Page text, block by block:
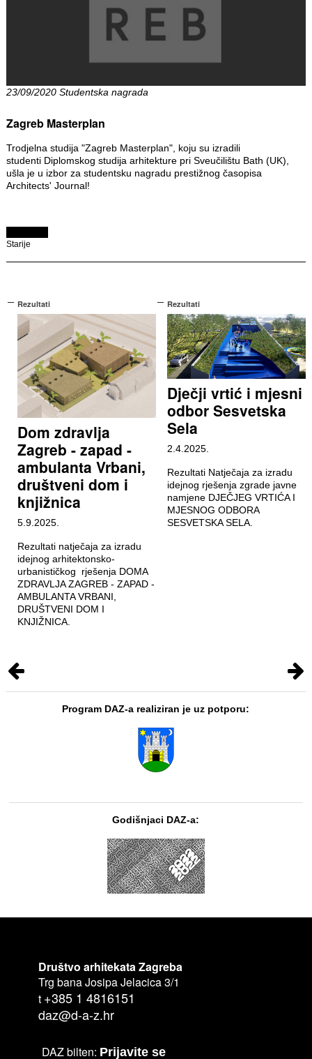
23/09/2020 Studentska nagrada
Zagreb Masterplan
Trodjelna studija "Zagreb Masterplan", koju su izradili
studenti Diplomskog studija arhitekture pri Sveučilištu Bath (UK),
ušla je u izbor za studentsku nagradu prestižnog časopisa
Architects' Journal!
Starije
Rezultati
Dom zdravlja
Zagreb - zapad -
ambulanta Vrbani,
društveni dom i
knjižnica
5.9.2025.
Rezultati natječaja za izradu
idejnog arhitektonsko-
urbanističkog rješenja DOMA
ZDRAVLJA ZAGREB - ZAPAD -
AMBULANTA VRBANI,
DRUŠTVENI DOM I
KNJIŽNICA.
Rezultati
Dječji vrtić i mjesni
odbor Sesvetska
Sela
2.4.2025.
Rezultati Natječaja za izradu
idejnog rješenja zgrade javne
namjene DJEČJEG VRTIĆA I
MJESNOG ODBORA
SESVETSKA SELA.
Program DAZ-a realiziran je uz potporu:
Godišnjaci DAZ-a:
Društvo arhitekata Zagreba
Trg bana Josipa Jelacica 3/1
t +385 1 4816151
daz@d-a-z.hr
DAZ bilten: Prijavite se